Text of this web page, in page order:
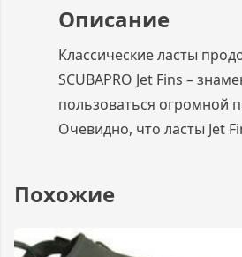
Описание
Классические ласты
SCUBAPRO Jet Fins –
пользоваться огромной
Очевидно, что ласты Jet
Похожие